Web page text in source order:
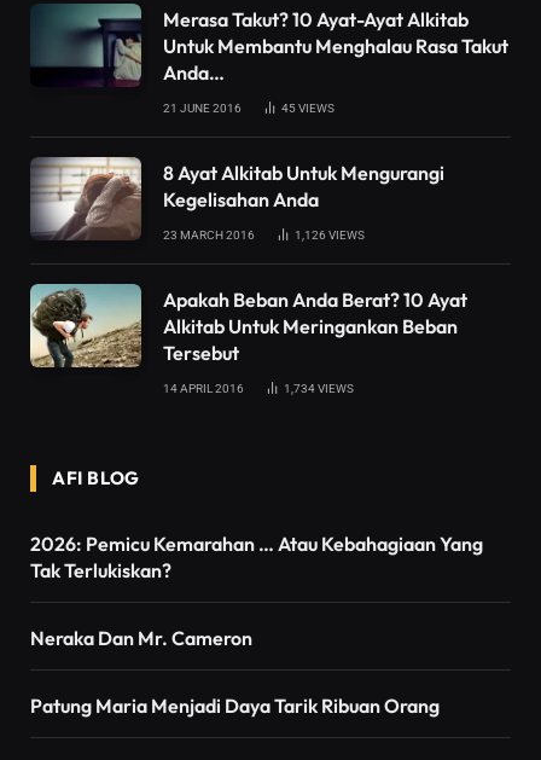
Merasa Takut? 10 Ayat-Ayat Alkitab
Untuk Membantu Menghalau Rasa Takut
Anda…
21 JUNE 2016 45VIEWS
8 Ayat Alkitab Untuk Mengurangi
Kegelisahan Anda
23 MARCH 2016 1,126 VIEWS
Apakah Beban Anda Berat? 10 Ayat
Alkitab Untuk Meringankan Beban
Tersebut
14 APRIL 2016 1,734VIEWS
AFI BLOG
2026: Pemicu Kemarahan … Atau Kebahagiaan Yang
Tak Terlukiskan?
Neraka Dan Mr. Cameron
Patung Maria Menjadi Daya Tarik Ribuan Orang